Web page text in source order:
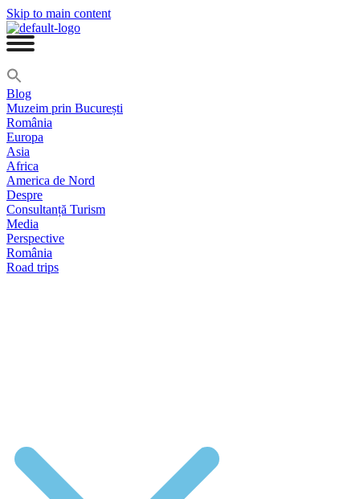
Skip to main content
Blog
Muzeim prin București
România
Europa
Asia
Africa
America de Nord
Despre
Consultanță Turism
Media
Perspective
România
Road trips